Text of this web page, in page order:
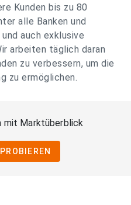
Kunden bis zu 80
alle Banken und
auch exklusive
arbeiten täglich daran
zu verbessern, um die
zu ermöglichen.
mit Marktüberblick